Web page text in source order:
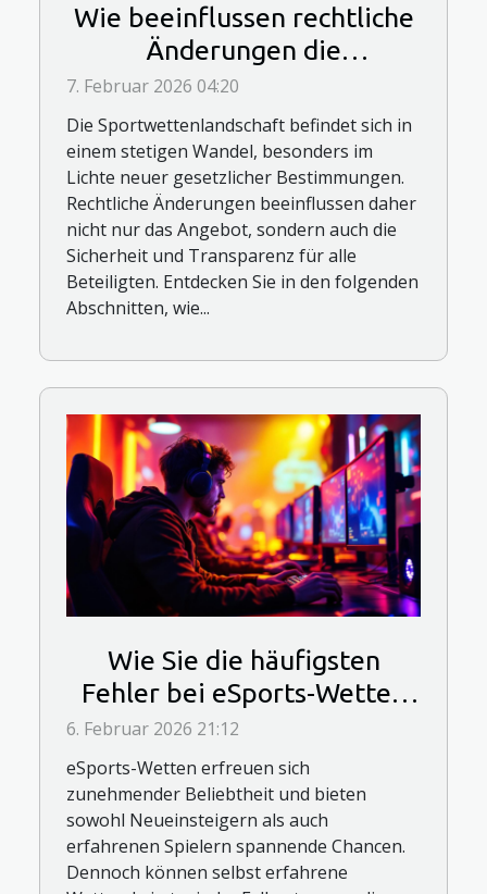
Wie beeinflussen rechtliche
Änderungen die
Sportwettenlandschaft?
7. Februar 2026 04:20
Die Sportwettenlandschaft befindet sich in
einem stetigen Wandel, besonders im
Lichte neuer gesetzlicher Bestimmungen.
Rechtliche Änderungen beeinflussen daher
nicht nur das Angebot, sondern auch die
Sicherheit und Transparenz für alle
Beteiligten. Entdecken Sie in den folgenden
Abschnitten, wie...
Wie Sie die häufigsten
Fehler bei eSports-Wetten
vermeiden
6. Februar 2026 21:12
eSports-Wetten erfreuen sich
zunehmender Beliebtheit und bieten
sowohl Neueinsteigern als auch
erfahrenen Spielern spannende Chancen.
Dennoch können selbst erfahrene